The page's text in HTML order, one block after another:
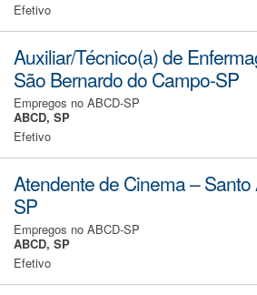
Efetivo
Auxiliar/Técnico(a) de
São Bernardo do Campo-SP
Empregos no ABCD-SP
ABCD, SP
Efetivo
Atendente de Cinema – Santo
SP
Empregos no ABCD-SP
ABCD, SP
Efetivo